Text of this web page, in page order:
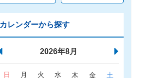
カレンダーから探す
2026年8月
日 月 火 水 木 金 土